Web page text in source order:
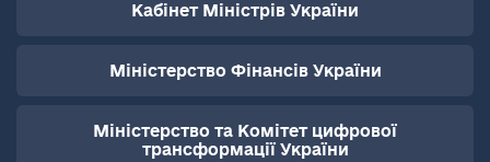
Кабінет Міністрів України
Міністерство Фінансів України
Міністерство та Комітет цифрової
трансформації України